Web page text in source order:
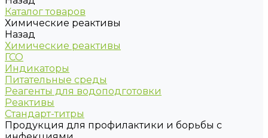
Каталог товаров
Химические реактивы
Назад
Химические реактивы
ГСО
Индикаторы
Питательные среды
Реагенты для водоподготовки
Реактивы
Стандарт-титры
Продукция для профилактики и борьбы с